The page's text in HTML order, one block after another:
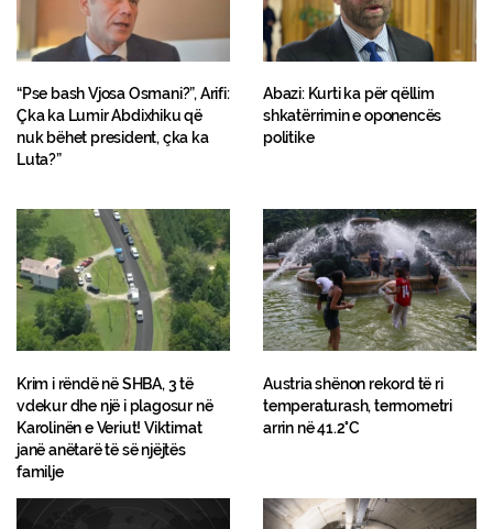
“Pse bash Vjosa Osmani?”, Arifi:
Çka ka Lumir Abdixhiku që
nuk bëhet president, çka ka
Luta?”
Abazi: Kurti ka për qëllim
shkatërrimin e oponencës
politike
Krim i rëndë në SHBA, 3 të
vdekur dhe një i plagosur në
Karolinën e Veriut! Viktimat
janë anëtarë të së njëjtës
familje
Austria shënon rekord të ri
temperaturash, termometri
arrin në 41.2°C